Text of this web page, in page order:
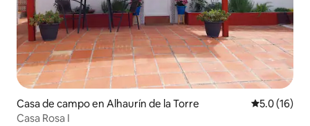
Casa de campo en Alhaurín de la Torre Calificación
5.0 (16)
Casa Rosa I